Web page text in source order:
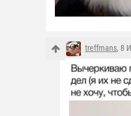
treffmans, 8